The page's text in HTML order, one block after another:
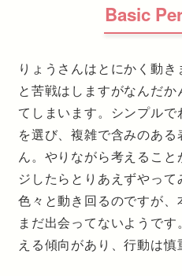
Basic
りょうさんはとにかく動
と苦戦はしますがなんだ
てしまいます。シンプル
を選び、複雑で含みのあ
ん。やりながら考えるこ
ジしたらとりあえずやって
色々と動き回るのですが
まだ出会ってないようで
える傾向があり、行動は慎